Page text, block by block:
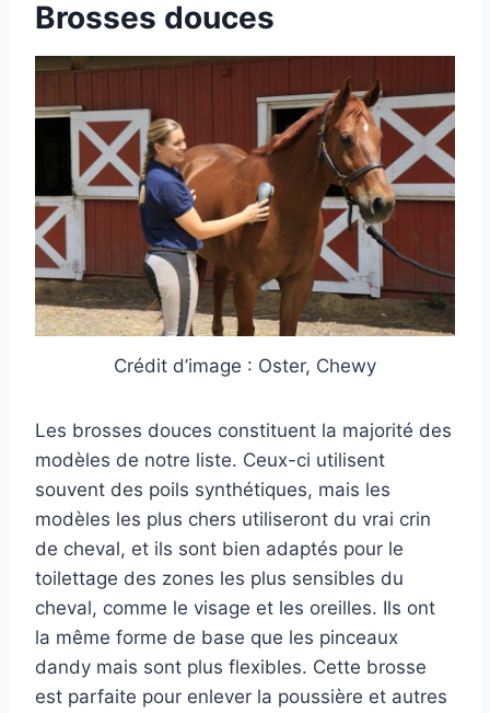
Brosses douces
Crédit d’image : Oster, Chewy
Les brosses douces constituent la majorité des
modèles de notre liste. Ceux-ci utilisent
souvent des poils synthétiques, mais les
modèles les plus chers utiliseront du vrai crin
de cheval, et ils sont bien adaptés pour le
toilettage des zones les plus sensibles du
cheval, comme le visage et les oreilles. Ils ont
la même forme de base que les pinceaux
dandy mais sont plus flexibles. Cette brosse
est parfaite pour enlever la poussière et autres